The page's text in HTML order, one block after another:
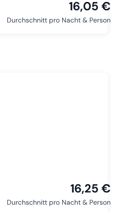
16,05 €
Durchschnitt pro Nacht & Person
16,25 €
Durchschnitt pro Nacht & Person